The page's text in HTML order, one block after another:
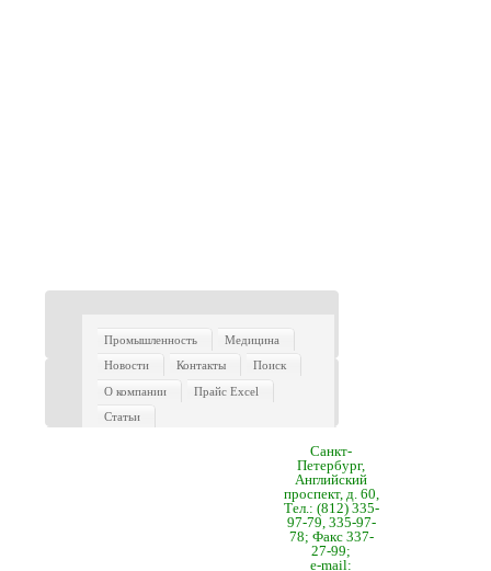
Промышленность
Медицина
Новости
Контакты
Поиск
О компании
Прайс Excel
Статьи
Санкт-
Петербург,
Английский
проспект, д. 60,
Тел.: (812) 335-
97-79, 335-97-
78; Факс 337-
27-99;
e-mail: